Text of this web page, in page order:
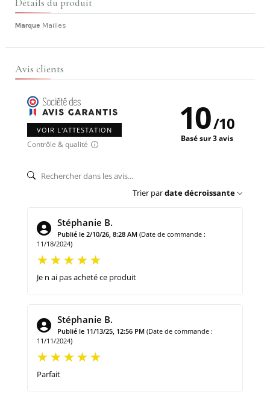
Détails du produit
Marque Mailles
Avis clients
VOIR L'ATTESTATION
Contrôle & qualité
10/10
Basé sur 3 avis
Trier pardate décroissante
Stéphanie B.
Publié le 2/10/26, 8:28 AM (Date de commande :
11/18/2024)
Je n ai pas acheté ce produit
Stéphanie B.
Publié le 11/13/25, 12:56 PM (Date de commande :
11/11/2024)
Parfait